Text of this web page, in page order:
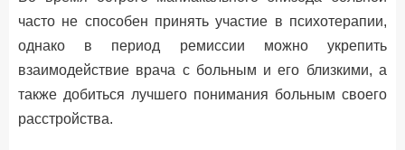
часто не способен принять участие в психотерапии,
однако в период ремиссии можно укрепить
взаимодействие врача с больным и его близкими, а
также добиться лучшего понимания больным своего
расстройства.